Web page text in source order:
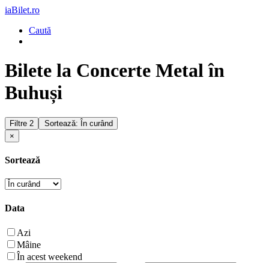
iaBilet.ro
Caută
Bilete la Concerte Metal în
Buhuși
Filtre 2
Sortează: În curând
×
Sortează
Data
Azi
Mâine
În acest weekend